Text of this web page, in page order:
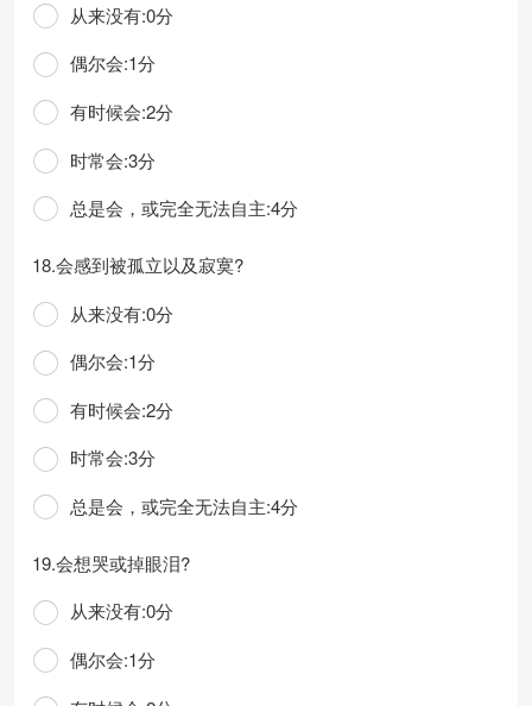
从来没有:0分
偶尔会:1分
有时候会:2分
时常会:3分
总是会，或完全无法自主:4分
18.会感到被孤立以及寂寞?
从来没有:0分
偶尔会:1分
有时候会:2分
时常会:3分
总是会，或完全无法自主:4分
19.会想哭或掉眼泪?
从来没有:0分
偶尔会:1分